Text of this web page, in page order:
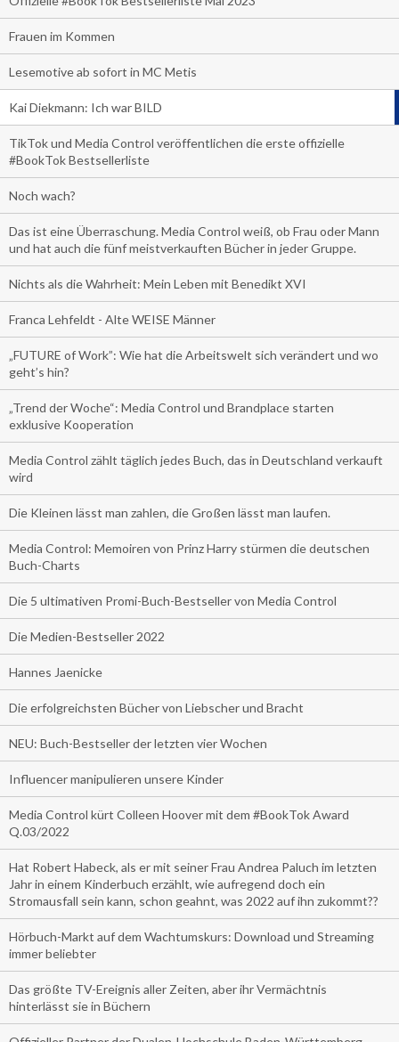
Frauen im Kommen
Lesemotive ab sofort in MC Metis
Kai Diekmann: Ich war BILD
TikTok und Media Control veröffentlichen die erste offizielle
#BookTok Bestsellerliste
Noch wach?
Das ist eine Überraschung. Media Control weiß, ob Frau oder Mann
und hat auch die fünf meistverkauften Bücher in jeder Gruppe.
Nichts als die Wahrheit: Mein Leben mit Benedikt XVI
Franca Lehfeldt - Alte WEISE Männer
„FUTURE of Work”: Wie hat die Arbeitswelt sich verändert und wo
geht’s hin?
„Trend der Woche“: Media Control und Brandplace starten
exklusive Kooperation
Media Control zählt täglich jedes Buch, das in Deutschland verkauft
wird
Die Kleinen lässt man zahlen, die Großen lässt man laufen.
Media Control: Memoiren von Prinz Harry stürmen die deutschen
Buch-Charts
Die 5 ultimativen Promi-Buch-Bestseller von Media Control
Die Medien-Bestseller 2022
Hannes Jaenicke
Die erfolgreichsten Bücher von Liebscher und Bracht
NEU: Buch-Bestseller der letzten vier Wochen
Influencer manipulieren unsere Kinder
Media Control kürt Colleen Hoover mit dem #BookTok Award
Q.03/2022
Hat Robert Habeck, als er mit seiner Frau Andrea Paluch im letzten
Jahr in einem Kinderbuch erzählt, wie aufregend doch ein
Stromausfall sein kann, schon geahnt, was 2022 auf ihn zukommt??
Hörbuch-Markt auf dem Wachtumskurs: Download und Streaming
immer beliebter
Das größte TV-Ereignis aller Zeiten, aber ihr Vermächtnis
hinterlässt sie in Büchern